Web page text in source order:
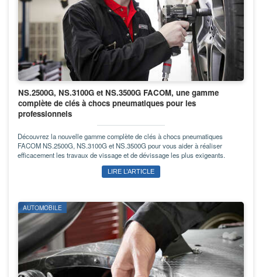
NS.2500G, NS.3100G et NS.3500G FACOM, une gamme
complète de clés à chocs pneumatiques pour les
professionnels
Découvrez la nouvelle gamme complète de clés à chocs pneumatiques
FACOM NS.2500G, NS.3100G et NS.3500G pour vous aider à réaliser
efficacement les travaux de vissage et de dévissage les plus exigeants.
LIRE L’ARTICLE
AUTOMOBILE